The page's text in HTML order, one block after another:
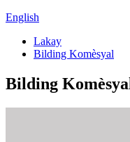
English
Lakay
Bilding Komèsyal
Bilding